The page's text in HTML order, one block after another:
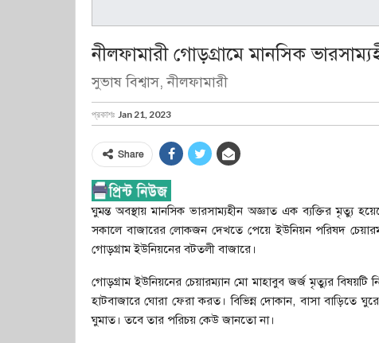
নীলফামারী গোড়গ্রামে মানসিক
সুভাষ বিশ্বাস, নীলফামারী
প্রকাশঃ Jan 21, 2023
Share
ঘুমন্ত অবস্থায় মানসিক ভারসাম্যহীন অজ্ঞাত এক ব্যক্তির মৃত্যু
সকালে বাজারের লোকজন দেখতে পেয়ে ইউনিয়ন পরিষদ
গোড়্গ্রাম ইউনিয়নের বটতলী বাজারে।
গোড়্গ্রাম ইউনিয়নের চেয়ারম্যান মো মাহাবুব জর্জ মৃত্যুর বিষয়টি
হাটবাজারে ঘোরা ফেরা করত। বিভিন্ন দোকান, বাসা বাড়িতে
ঘুমাত। তবে তার পরিচয় কেউ জানতো না।